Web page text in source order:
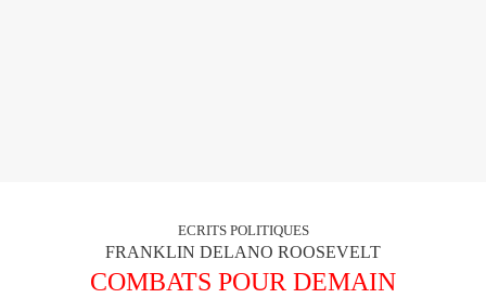
ECRITS POLITIQUES
FRANKLIN DELANO ROOSEVELT
COMBATS POUR DEMAIN